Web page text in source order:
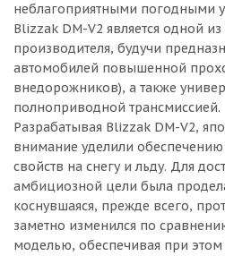
неблагоприятными погодными
Blizzak DM-V2 является одной
производителя, будучи
автомобилей повышенной
внедорожников), а также
полноприводной трансмиссией.
Разрабатывая Blizzak DM-V2,
внимание уделили
свойств на снегу и льду. Для
амбициозной цели была
коснувшаяся, прежде всего,
заметно изменился по
моделью, обеспечивая при